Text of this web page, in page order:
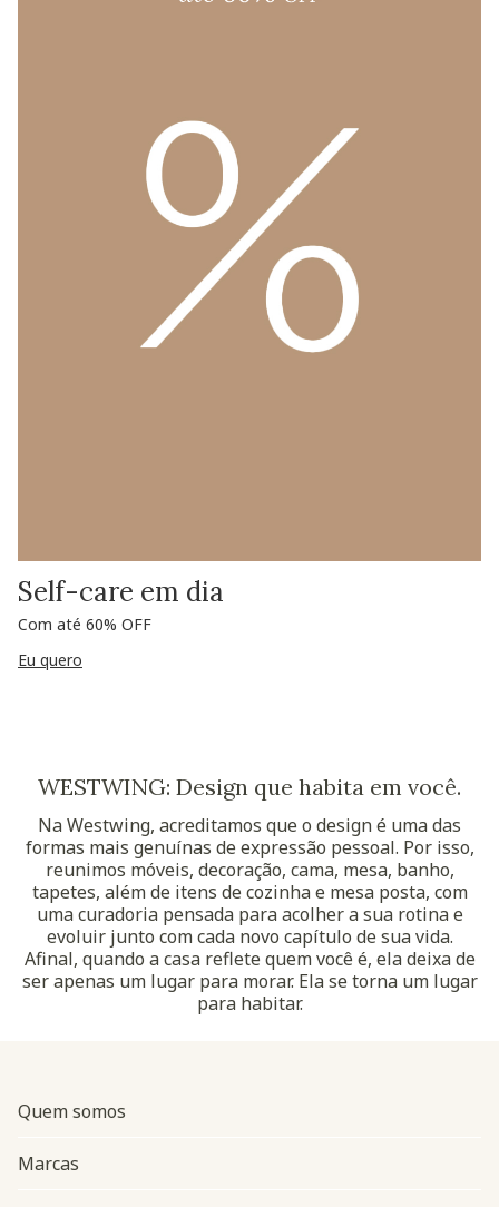
Self-care em dia
Com até 60% OFF
Eu quero
WESTWING: Design que habita em você.
Na Westwing, acreditamos que o design é uma das
formas mais genuínas de expressão pessoal. Por isso,
reunimos móveis, decoração, cama, mesa, banho,
tapetes, além de itens de cozinha e mesa posta, com
uma curadoria pensada para acolher a sua rotina e
evoluir junto com cada novo capítulo de sua vida.
Afinal, quando a casa reflete quem você é, ela deixa de
ser apenas um lugar para morar. Ela se torna um lugar
para habitar.
Quem somos
Marcas